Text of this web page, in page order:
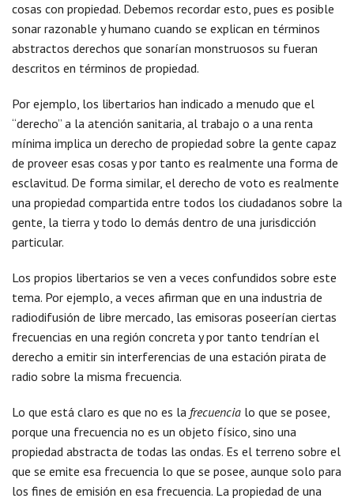
cosas con propiedad. Debemos recordar esto, pues es posible
sonar razonable y humano cuando se explican en términos
abstractos derechos que sonarían monstruosos su fueran
descritos en términos de propiedad.
Por ejemplo, los libertarios han indicado a menudo que el
“derecho” a la atención sanitaria, al trabajo o a una renta
mínima implica un derecho de propiedad sobre la gente capaz
de proveer esas cosas y por tanto es realmente una forma de
esclavitud. De forma similar, el derecho de voto es realmente
una propiedad compartida entre todos los ciudadanos sobre la
gente, la tierra y todo lo demás dentro de una jurisdicción
particular.
Los propios libertarios se ven a veces confundidos sobre este
tema. Por ejemplo, a veces afirman que en una industria de
radiodifusión de libre mercado, las emisoras poseerían ciertas
frecuencias en una región concreta y por tanto tendrían el
derecho a emitir sin interferencias de una estación pirata de
radio sobre la misma frecuencia.
Lo que está claro es que no es la frecuencia lo que se posee,
porque una frecuencia no es un objeto físico, sino una
propiedad abstracta de todas las ondas. Es el terreno sobre el
que se emite esa frecuencia lo que se posee, aunque solo para
los fines de emisión en esa frecuencia. La propiedad de una